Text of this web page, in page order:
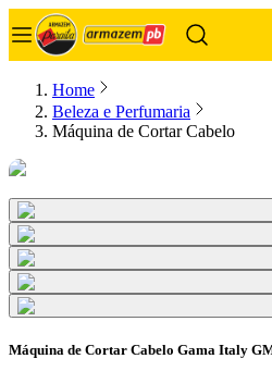
Home
Beleza e Perfumaria
Máquina de Cortar Cabelo
Máquina de Cortar Cabelo Gama Italy